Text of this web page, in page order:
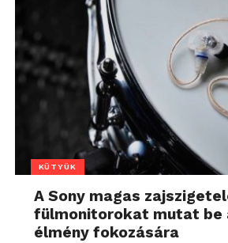
KÜTYÜK
A Sony magas
fülmonitorokat mutat be
élmény fokozására